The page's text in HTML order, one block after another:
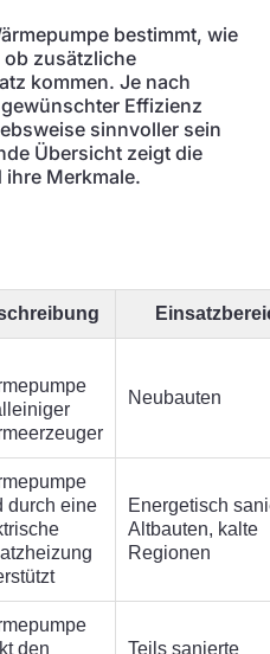
bestimmt, wie
ob zusätzliche
kommen. Je nach
Effizienz
sinnvoller sein
Übersicht zeigt die
Merkmale.
Neubauten
durch eine
Energetisch
Altbauten, kalte
Regionen
den
Teils sanierte